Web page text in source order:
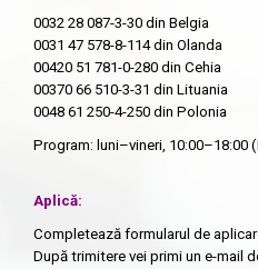
0032 28 087-3-30 din Belgia
0031 47 578-8-114din Olanda
00420 51 781-0-280 din Cehia
00370 66 510-3-31 din Lituania
0048 61 250-4-250 din Polonia
Program: luni–vineri, 10:00–18:00
Aplică:
Completează formularul de
După trimitere vei primi un e-mail